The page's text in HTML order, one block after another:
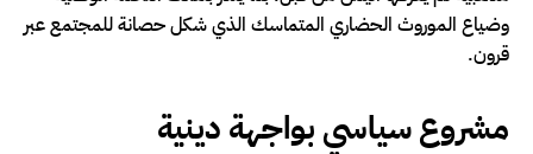
وضياع الموروث الحضاري المتماسك الذي شكل حصانة للمجتمع عبر
قرون.
مشروع سياسي بواجهة دينية